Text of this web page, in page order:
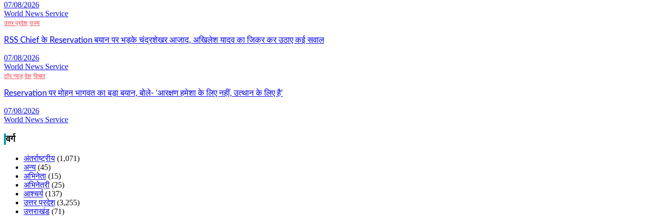
07/08/2026
World News Service
उत्तर प्रदेश राज्य
RSS Chief के Reservation बयान पर भड़के चंद्रशेखर आजाद, अखिलेश यादव का जिक्र कर उठाए कई सवाल
07/08/2026
World News Service
टॉप न्यूज देश विचार
Reservation पर मोहन भागवत का बड़ा बयान, बोले- ‘आरक्षण हमेशा के लिए नहीं, उत्थान के लिए है’
07/08/2026
World News Service
वर्ग
अंतर्राष्ट्रीय (1,071)
अन्य (45)
अभिनेता (15)
अभिनेत्री (25)
आश्चर्य (137)
उत्तर प्रदेश(3,255)
उत्तराखंड (71)